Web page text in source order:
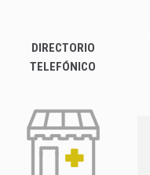
DIRECTORIO
TELEFÓNICO